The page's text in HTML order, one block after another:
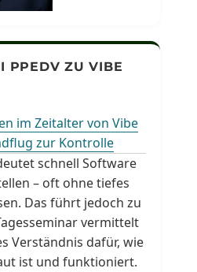
PPEDV ZU VIBE
im Zeitalter von Vibe
zur Kontrolle
schnell Software
– oft ohne tiefes
Das führt jedoch zu
vermittelt
Verständnis dafür, wie
ist und funktioniert.